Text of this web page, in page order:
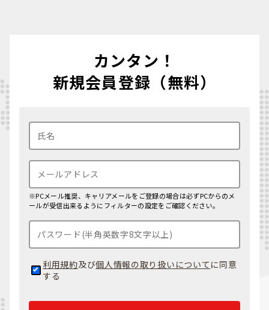
カンタン！
新規会員登録（無料）
※PCメール推奨、キャリアメールをご登録の場合は必ずPCからのメ
ールが受信出来るようにフィルターの設定をご確認ください。
利用規約及び個人情報の取り扱いについて に同意
する